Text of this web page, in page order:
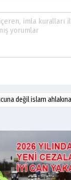
değil islam